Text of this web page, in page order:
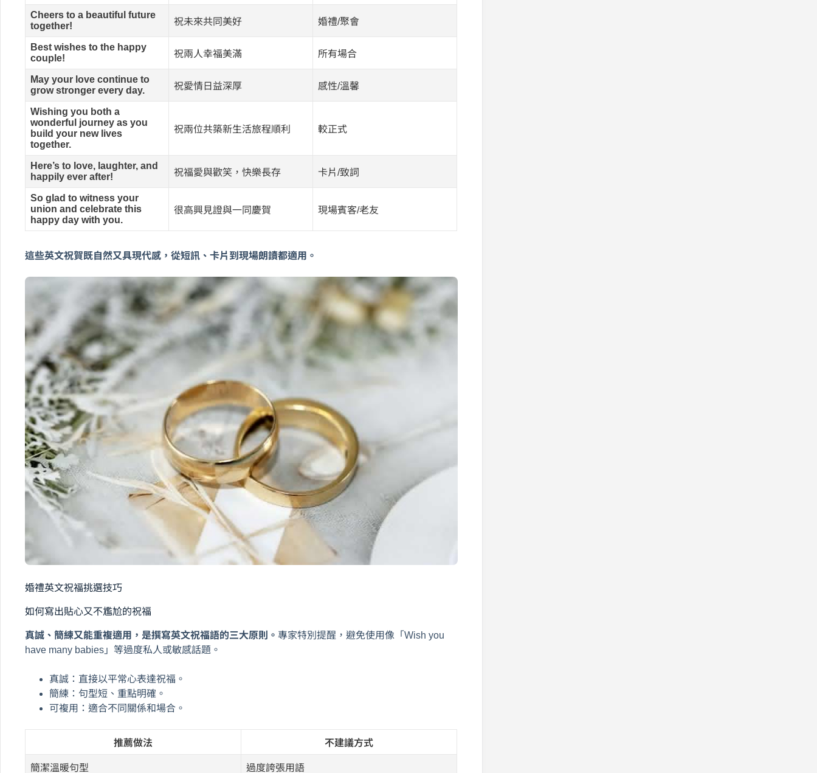
Cheers to a beautiful future
together!
祝未來共同美好 婚禮/聚會
Best wishes to the happy
couple!
祝兩人幸福美滿 所有場合
May your love continue to
grow stronger every day.
祝愛情日益深厚 感性/溫馨
Wishing you both a
wonderful journey as you
build your new lives
together.
祝兩位共築新生活旅程順利 較正式
Here’s to love, laughter, and
happily ever after!
祝福愛與歡笑，快樂長存 卡片/致詞
So glad to witness your
union and celebrate this
happy day with you.
很高興見證與一同慶賀 現場賓客/老友
這些英文祝賀既自然又具現代感，從短訊、卡片到現場朗讀都適用。
婚禮英文祝福挑選技巧
如何寫出貼心又不尷尬的祝福
真誠、簡練又能重複適用，是撰寫英文祝福語的三大原則。 專家特別提醒，避免使用像「Wish you
have many babies」等過度私人或敏感話題。
真誠：直接以平常心表達祝福。
簡練：句型短、重點明確。
可複用：適合不同關係和場合。
推薦做法 不建議方式
簡潔溫暖句型 過度誇張用語